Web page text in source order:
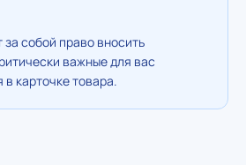
собой право вносить
важные для вас
карточке товара.